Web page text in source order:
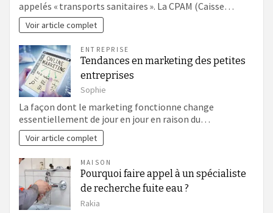
appelés « transports sanitaires ». La CPAM (Caisse…
Voir article complet
ENTREPRISE
Tendances en marketing des petites
entreprises
Sophie
La façon dont le marketing fonctionne change
essentiellement de jour en jour en raison du…
Voir article complet
MAISON
Pourquoi faire appel à un spécialiste
de recherche fuite eau ?
Rakia